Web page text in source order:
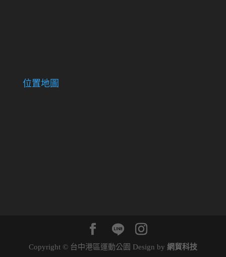
位置地圖
Copyright © 台中港區運動公園 Design by 網貿科技